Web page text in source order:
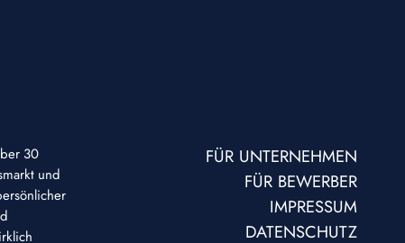
30
und
FÜR UNTERNEHMEN
FÜR BEWERBER
IMPRESSUM
DATENSCHUTZ